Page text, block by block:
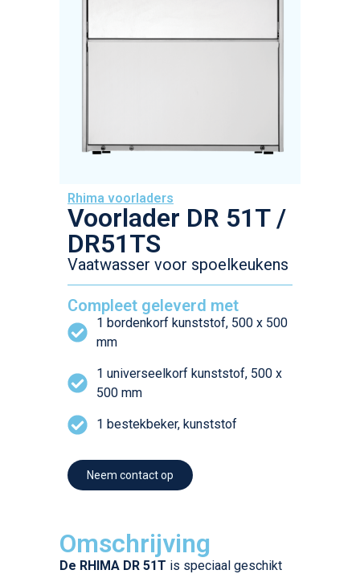
Rhima voorladers
Voorlader DR 51T /
DR51TS
Vaatwasser voor spoelkeukens
Compleet geleverd met
1 bordenkorf kunststof, 500 x 500
mm
1 universeelkorf kunststof, 500 x
500 mm
1 bestekbeker, kunststof
Neem contact op
Omschrijving
De RHIMA DR 51T is speciaal geschikt